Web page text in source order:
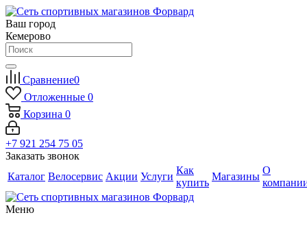
Ваш город
Кемерово
Сравнение0
Отложенные 0
Корзина 0
+7 921 254 75 05
Заказать звонок
Каталог Велосервис Акции Услуги
Как
купить
Магазины
О
Меню